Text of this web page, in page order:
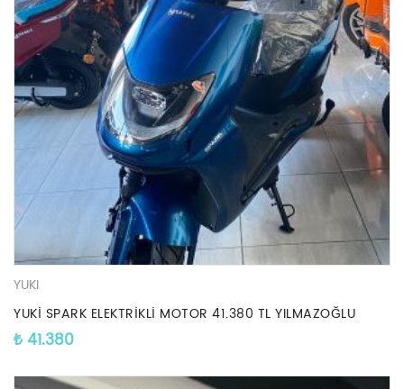
YUKI
YUKİ SPARK ELEKTRİKLİ MOTOR 41.380 TL YILMAZOĞLU
₺41.380